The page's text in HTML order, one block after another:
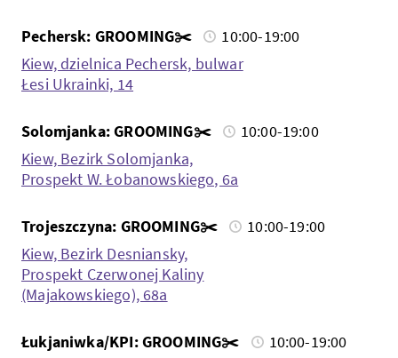
Pechersk: GROOMING✂️
10:00-19:00
Kiew, dzielnica Pechersk, bulwar
Łesi Ukrainki, 14
Solomjanka: GROOMING✂️
10:00-19:00
Kiew, Bezirk Solomjanka,
Prospekt W. Łobanowskiego, 6a
Trojeszczyna: GROOMING✂️
10:00-19:00
Kiew, Bezirk Desniansky,
Prospekt Czerwonej Kaliny
(Majakowskiego), 68a
Łukjaniwka/KPI: GROOMING✂️
10:00-19:00